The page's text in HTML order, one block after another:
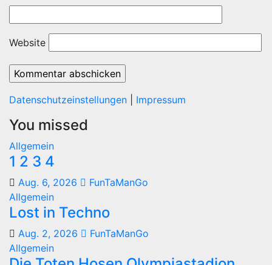
Website
Datenschutzeinstellungen Impressum
You missed
Allgemein
1 2 3 4
Aug. 6, 2026
FunTaManGo
Allgemein
Lost in Techno
Aug. 2, 2026
FunTaManGo
Allgemein